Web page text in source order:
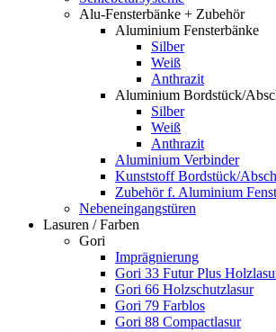
Alu-Fensterbänke + Zubehör
Aluminium Fensterbänke
Silber
Weiß
Anthrazit
Aluminium Bordstück/
Silber
Weiß
Anthrazit
Aluminium Verbinder
Kunststoff Bordstück/
Zubehör f. Aluminium
Nebeneingangstüren
Lasuren / Farben
Gori
Imprägnierung
Gori 33 Futur Plus
Gori 66 Holzschutzlasur
Gori 79 Farblos
Gori 88 Compactlasur